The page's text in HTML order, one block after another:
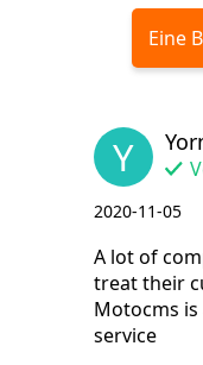
Eine
Y
2020-11-05
A lot of
treat their
Motocms
service